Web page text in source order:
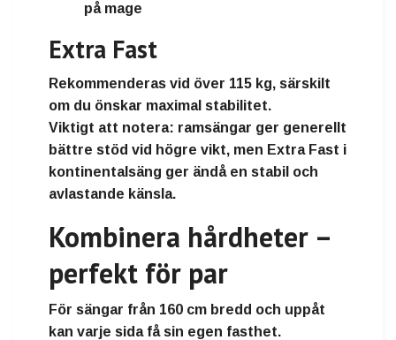
på mage
Extra Fast
Rekommenderas vid över 115 kg, särskilt
om du önskar maximal stabilitet.
Viktigt att notera: ramsängar ger generellt
bättre stöd vid högre vikt, men Extra Fast i
kontinentalsäng ger ändå en stabil och
avlastande känsla.
Kombinera hårdheter –
perfekt för par
För sängar från 160 cm bredd och uppåt
kan varje sida få sin egen fasthet.